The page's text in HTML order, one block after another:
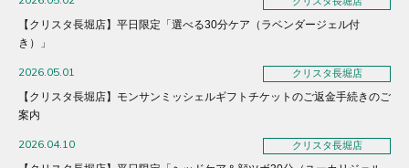
【クリスタ長堀店】平日限定「選べる30分ケア（ラベンダージェル付
き）」
2026.05.01 クリスタ長堀店
【クリスタ長堀店】モンサンミッシェルギフトチケットのご返金手続きのご
案内
2026.04.10 クリスタ長堀店